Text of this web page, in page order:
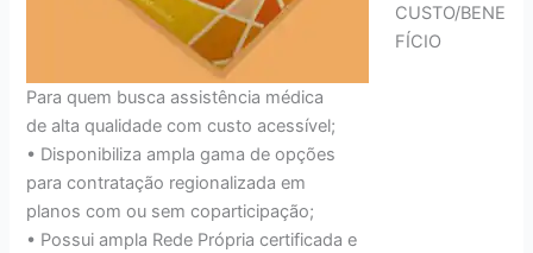
CUSTO/BENE
FÍCIO
Para quem busca assistência médica
de alta qualidade com custo acessível;
• Disponibiliza ampla gama de opções
para contratação regionalizada em
planos com ou sem coparticipação;
• Possui ampla Rede Própria certificada e